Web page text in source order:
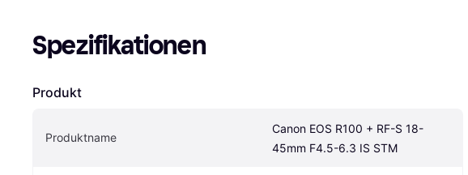
Spezifikationen
Produkt
Produktname
Canon EOS R100 + RF-S 18-
45mm F4.5-6.3 IS STM